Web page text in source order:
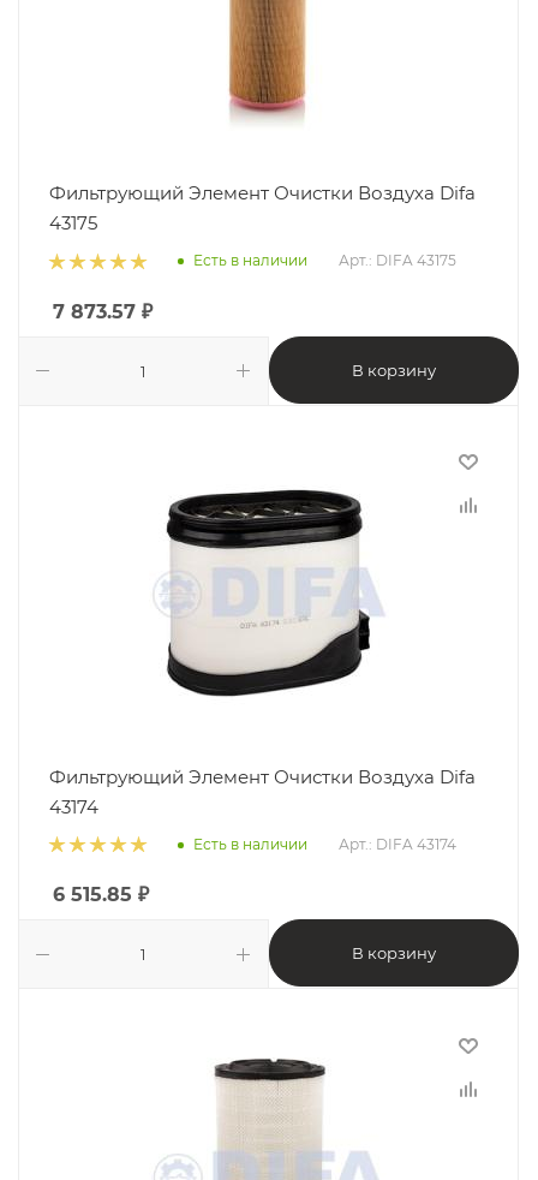
Фильтрующий Элемент Очистки Воздуха Difa
43175
Есть в наличии Арт.: DIFA 43175
7 873.57 ₽
В корзину
Фильтрующий Элемент Очистки Воздуха Difa
43174
Есть в наличии Арт.: DIFA 43174
6 515.85 ₽
В корзину